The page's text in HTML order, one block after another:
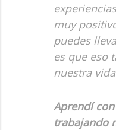
muy
puedes
es que eso
nuestra
Aprendí
trabajando